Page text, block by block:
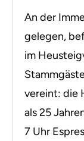
An der
gelegen,
im
vereint: die
als 25
7 Uhr